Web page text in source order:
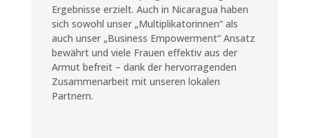
Ergebnisse erzielt. Auch in Nicaragua haben
sich sowohl unser „Multiplikatorinnen“ als
auch unser „Business Empowerment“ Ansatz
bewährt und viele Frauen effektiv aus der
Armut befreit – dank der hervorragenden
Zusammenarbeit mit unseren lokalen
Partnern.